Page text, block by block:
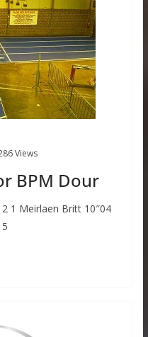
Views
BPM Dour
1 Meirlaen Britt 10″04